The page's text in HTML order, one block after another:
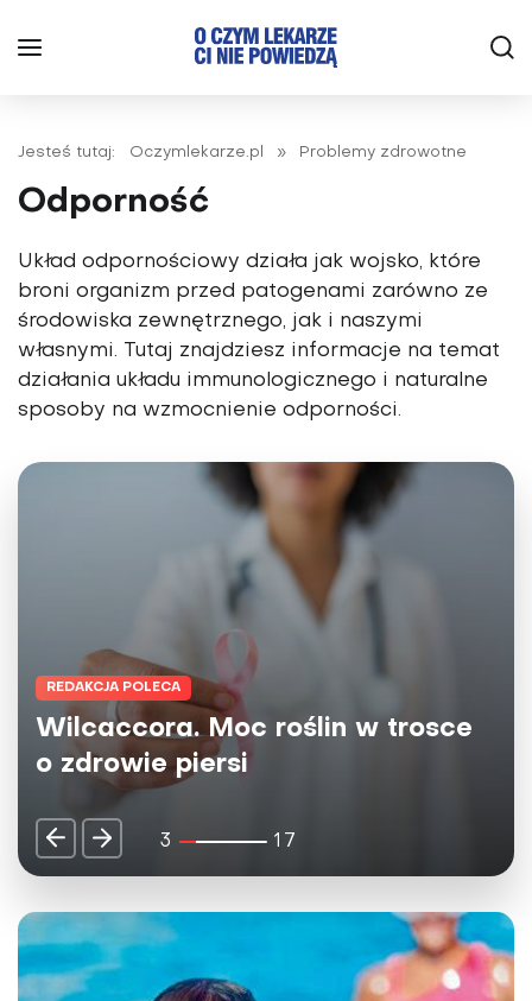
Jesteś tutaj: Oczymlekarze.pl » Problemy zdrowotne
Odporność
Układ odpornościowy działa jak wojsko, które
broni organizm przed patogenami zarówno ze
środowiska zewnętrznego, jak i naszymi
własnymi. Tutaj znajdziesz informacje na temat
działania układu immunologicznego i naturalne
sposoby na wzmocnienie odporności.
REDAKCJA POLECA
Wilcaccora. Moc roślin w trosce
o zdrowie piersi
3 17